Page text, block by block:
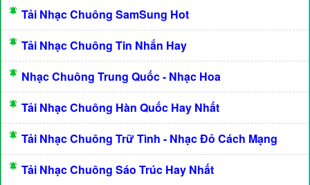
Tải Nhạc Chuông SamSung Hot
Tải Nhạc Chuông Tin Nhắn Hay
Nhạc Chuông Trung Quốc - Nhạc Hoa
Tải Nhạc Chuông Hàn Quốc Hay Nhất
Tải Nhạc Chuông Trữ Tình - Nhạc Đỏ Cách Mạng
Tải Nhạc Chuông Sáo Trúc Hay Nhất